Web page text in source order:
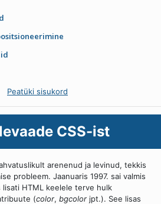
Peatüki sisukord
CSS-ist
arenenud ja levinud, tekkis
probleem. Jaanuaris 1997. sai valmis
lisati HTML keelele terve hulk
(color, bgcolor jpt.). See lisas